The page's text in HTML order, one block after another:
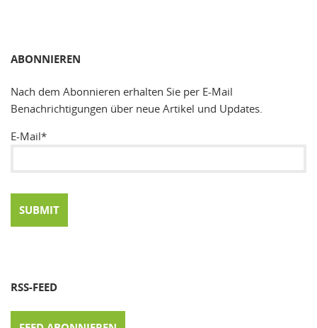
ABONNIEREN
Nach dem Abonnieren erhalten Sie per E-Mail
Benachrichtigungen über neue Artikel und Updates.
E-Mail*
RSS-FEED